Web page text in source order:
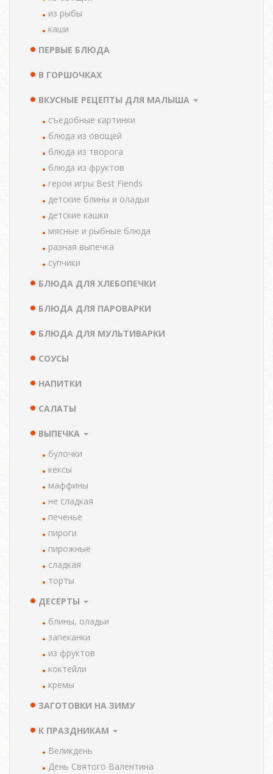
из рыбы
каши
ПЕРВЫЕ БЛЮДА
В ГОРШОЧКАХ
ВКУСНЫЕ РЕЦЕПТЫ ДЛЯ МАЛЫША
cъедобные картинки
блюда из овощей
блюда из творога
блюда из фруктов
герои игры Best Fiends
детские блины и оладьи
детские кашки
мясные и рыбные блюда
разная выпечка
супчики
БЛЮДА ДЛЯ ХЛЕБОПЕЧКИ
БЛЮДА ДЛЯ ПАРОВАРКИ
БЛЮДА ДЛЯ МУЛЬТИВАРКИ
СОУСЫ
НАПИТКИ
САЛАТЫ
ВЫПЕЧКА
булочки
кексы
маффины
не сладкая
печенье
пироги
пирожные
сладкая
торты
ДЕСЕРТЫ
блины, оладьи
запеканки
из фруктов
коктейли
кремы
ЗАГОТОВКИ НА ЗИМУ
К ПРАЗДНИКАМ
Великдень
День Святого Валентина